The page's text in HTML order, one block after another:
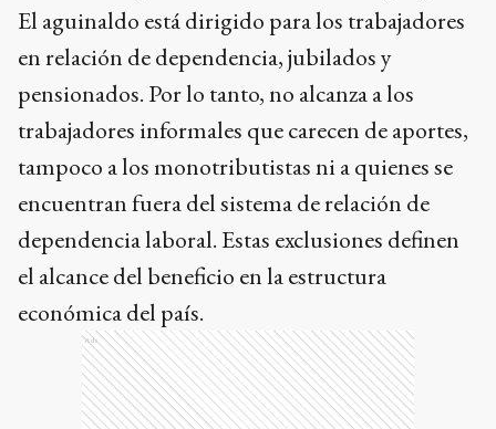
El aguinaldo está dirigido para los trabajadores
en relación de dependencia, jubilados y
pensionados. Por lo tanto, no alcanza a los
trabajadores informales que carecen de aportes,
tampoco a los monotributistas ni a quienes se
encuentran fuera del sistema de relación de
dependencia laboral. Estas exclusiones definen
el alcance del beneficio en la estructura
económica del país.
Ads